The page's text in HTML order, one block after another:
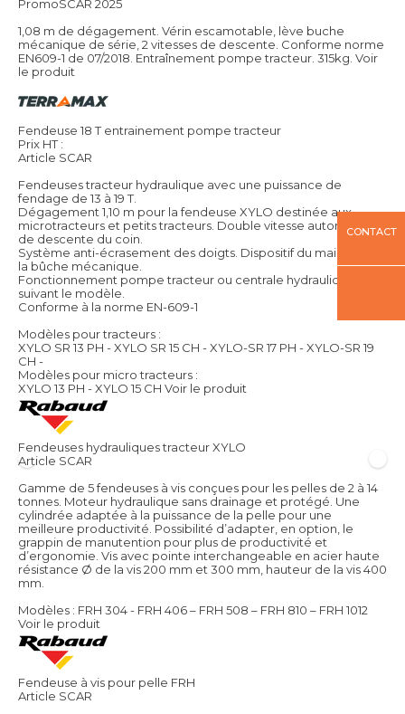
PromoSCAR 2025
1,08 m de dégagement. Vérin escamotable, lève buche
mécanique de série, 2 vitesses de descente. Conforme norme
EN609-1 de 07/2018. Entraînement pompe tracteur. 315kg. Voir
le produit
Fendeuse 18 T entrainement pompe tracteur
Prix HT :
Article SCAR
Fendeuses tracteur hydraulique avec une puissance de
fendage de 13 à 19 T.
Dégagement 1,10 m pour la fendeuse XYLO destinée aux
microtracteurs et petits tracteurs. Double vitesse automatique
de descente du coin.
Système anti-écrasement des doigts. Dispositif du maintien de
la bûche mécanique.
Fonctionnement pompe tracteur ou centrale hydraulique
suivant le modèle.
Conforme à la norme EN-609-1
Modèles pour tracteurs :
XYLO SR 13 PH - XYLO SR 15 CH - XYLO-SR 17 PH - XYLO-SR 19
CH -
Modèles pour micro tracteurs :
XYLO 13 PH - XYLO 15 CH Voir le produit
Fendeuses hydrauliques tracteur XYLO
Article SCAR
Gamme de 5 fendeuses à vis conçues pour les pelles de 2 à 14
tonnes. Moteur hydraulique sans drainage et protégé. Une
cylindrée adaptée à la puissance de la pelle pour une
meilleure productivité. Possibilité d’adapter, en option, le
grappin de manutention pour plus de productivité et
d’ergonomie. Vis avec pointe interchangeable en acier haute
résistance Ø de la vis 200 mm et 300 mm, hauteur de la vis 400
mm.
Modèles : FRH 304 - FRH 406 – FRH 508 – FRH 810 – FRH 1012
Voir le produit
Fendeuse à vis pour pelle FRH
Article SCAR
CONTACT